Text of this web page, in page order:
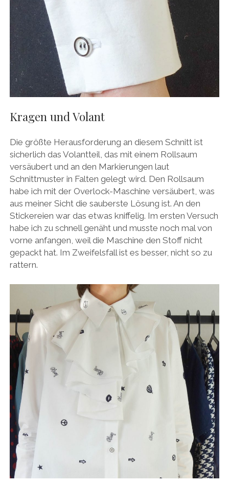
Kragen und Volant
Die größte Herausforderung an diesem Schnitt ist
sicherlich das Volantteil, das mit einem Rollsaum
versäubert und an den Markierungen laut
Schnittmuster in Falten gelegt wird. Den Rollsaum
habe ich mit der Overlock-Maschine versäubert, was
aus meiner Sicht die sauberste Lösung ist. An den
Stickereien war das etwas kniffelig. Im ersten Versuch
habe ich zu schnell genäht und musste noch mal von
vorne anfangen, weil die Maschine den Stoff nicht
gepackt hat. Im Zweifelsfall ist es besser, nicht so zu
rattern.